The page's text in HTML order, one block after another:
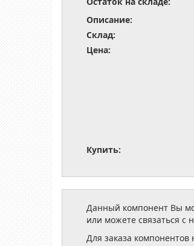
Описание:
Склад:
Цена:
Купить:
Данный компонент Вы
или можете связаться с
Для заказа